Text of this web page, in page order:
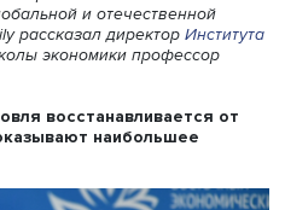
экстремальный период
постепенно выходит из
локомотивом роста,
развитие? Об этом и о
глобальной и
Daily рассказал директор
школы экономики